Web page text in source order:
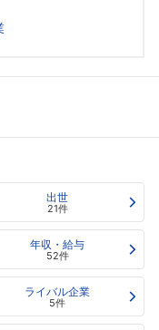
出世
21件
年収・給与
52件
ライバル企業
5件